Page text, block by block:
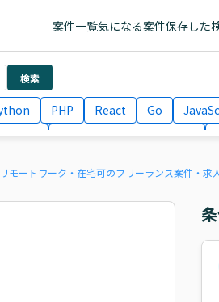
案件一覧気になる案件保存した
検索
PHP React Go
モートワーク・在宅可のフリーランス案件・求